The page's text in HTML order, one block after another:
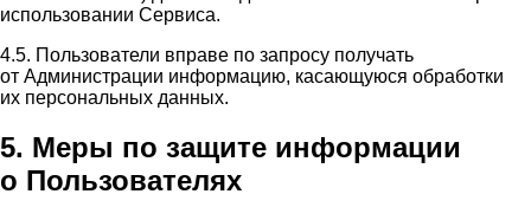
использовании Сервиса.
4.5. Пользователи вправе по запросу получать
от Администрации информацию, касающуюся обработки
их персональных данных.
5. Меры по защите информации
о Пользователях